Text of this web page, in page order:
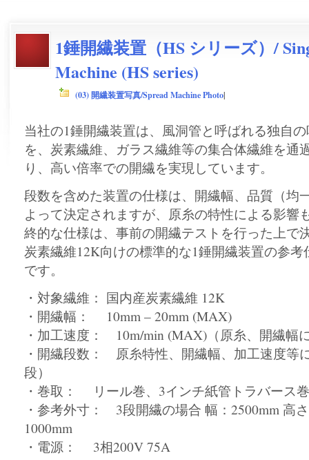
1錘開繊装置（HS シリーズ）/
Machine (HS series)
(03) 開繊装置写真/Spread Machine Photo|
当社の1錘開繊装置は、風洞管と呼ばれる独自
を、炭素繊維、ガラス繊維等の集合体繊維を通
り、高い倍率での開繊を実現しています。
段数を含めた装置の仕様は、開繊幅、品質（均
よって決定されますが、原糸の特性による影響
終的な仕様は、事前の開繊テストを行った上で
炭素繊維12K向けの標準的な1錘開繊装置の参
です。
・対象繊維： 国内産炭素繊維 12K
・開繊幅： 10mm – 20mm (MAX)
・加工速度： 10m/min (MAX)（原糸、開繊幅
・開繊段数： 原糸特性、開繊幅、加工速度等
段）
・巻取： リール巻、3インチ紙管トラバース巻
・参考外寸： 3段開繊の場合 幅：2500mm 高
1000mm
・電源： 3相200V 75A